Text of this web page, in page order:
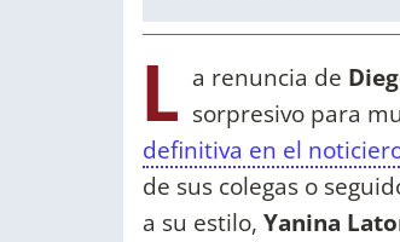
L a renuncia de
sorpresivo para
definitiva en el
de sus colegas o
a su estilo, Yanina